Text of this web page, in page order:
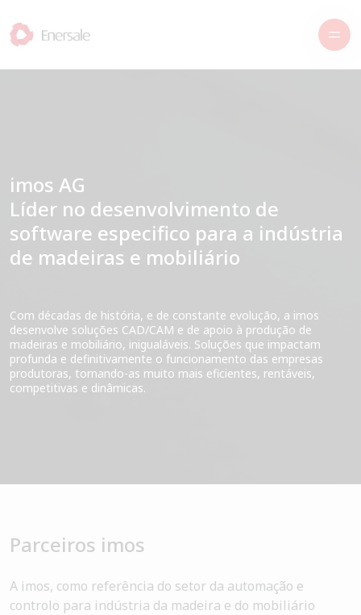
imos AG
Líder no desenvolvimento de
software especifico para a indústria
de madeiras e mobiliário
Com décadas de história, e de constante evolução, a imos
desenvolve soluções CAD/CAM e de apoio à produção de
madeiras e mobiliário, inigualáveis. Soluções que impactam
profunda e definitivamente o funcionamento das empresas
produtoras, tornando-as muito mais eficientes, rentáveis,
competitivas e dinâmicas.
Parceiros imos
A imos, como referência do setor da automação e
controlo para indústria da madeira e do mobiliário